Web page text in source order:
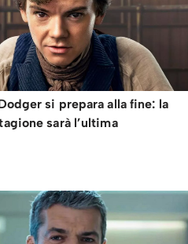
si prepara alla fine: la
sarà l’ultima